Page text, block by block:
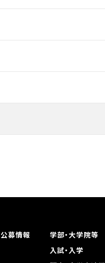
募情報 学部・大学院等
入試・入学